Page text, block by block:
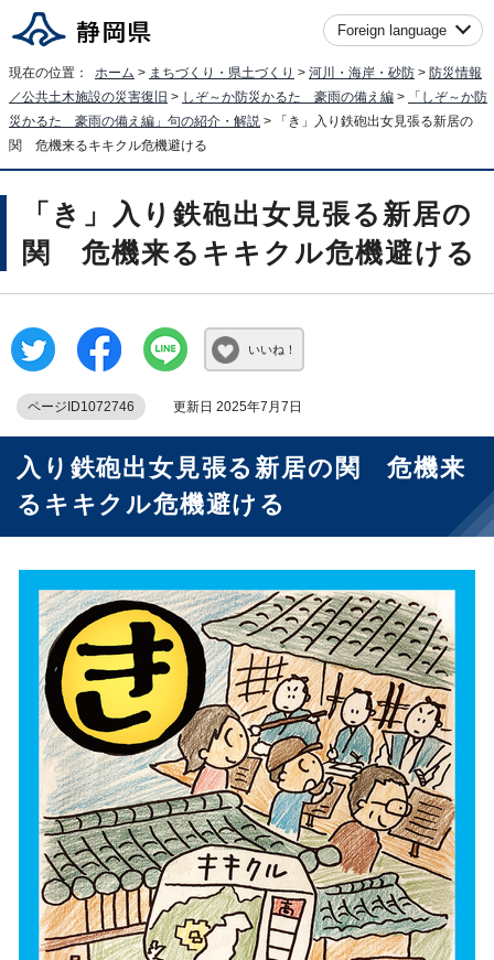
Foreign language
現在の位置： ホーム > まちづくり・県土づくり > 河川・海岸・砂防 > 防災情報
／公共土木施設の災害復旧 > しぞ～か防災かるた 豪雨の備え編 >
「しぞ～か防
災かるた 豪雨の備え編」句の紹介・解説 > 「き」入り鉄砲出女見張る新居の
関 危機来るキキクル危機避ける
「き」入り鉄砲出女見張る新居の
関 危機来るキキクル危機避ける
いいね！
ページID1072746 更新日 2025年7月7日
入り鉄砲出女見張る新居の関 危機来
るキキクル危機避ける